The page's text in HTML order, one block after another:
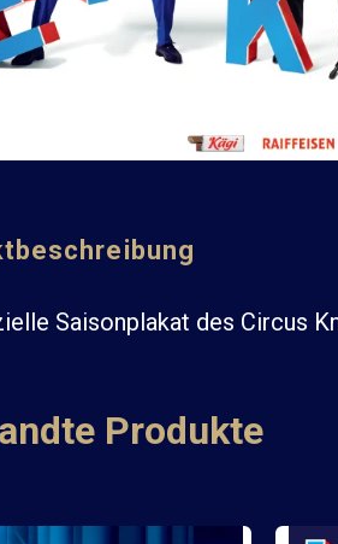
Saisonplakat des Circus
Produkte